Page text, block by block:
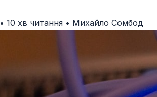
• 10 хв читання • Михайло Сомбод